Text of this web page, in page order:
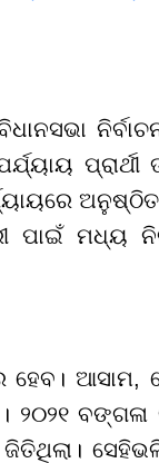
ପ୍ରାର୍ଥୀ
ମଧ୍ୟ
ଆସାମ,
ବଙ୍ଗଳା